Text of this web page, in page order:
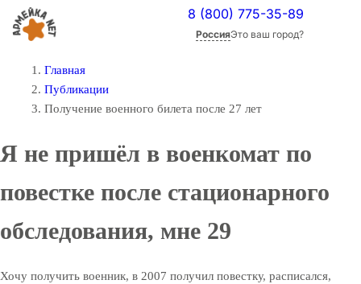
8 (800) 775-35-89
РоссияЭто ваш город?
Главная
Публикации
Получение военного билета после 27 лет
Я не пришёл в военкомат по
повестке после стационарного
обследования, мне 29
Хочу получить военник, в 2007 получил повестку, расписался,